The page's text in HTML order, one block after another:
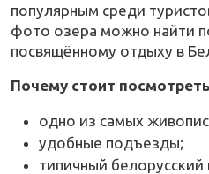
популярным среди
фото озера можно найти
посвящённому отдыху в
Почему стоит
одно из самых
удобные подъезды;
типичный